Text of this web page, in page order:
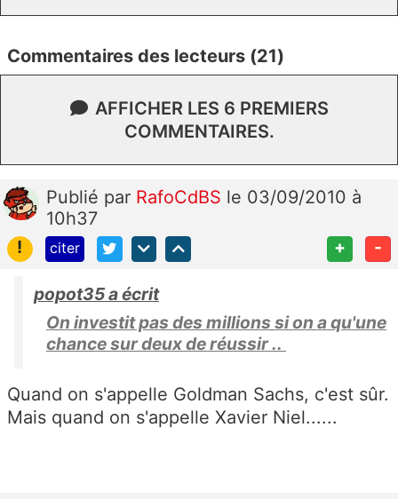
Commentaires des lecteurs (21)
AFFICHER LES 6 PREMIERS
COMMENTAIRES.
Publié par RafoCdBS le 03/09/2010 à
10h37
!
citer + -
popot35 a écrit
On investit pas des millions si on a qu'une
chance sur deux de réussir ..
Quand on s'appelle Goldman Sachs, c'est sûr.
Mais quand on s'appelle Xavier Niel......